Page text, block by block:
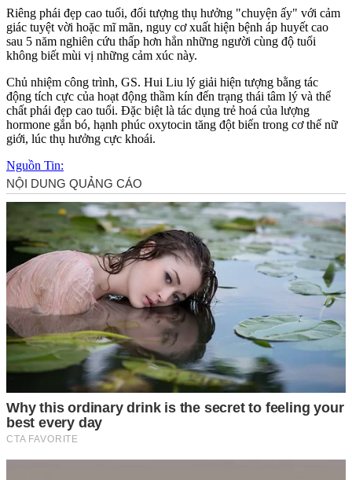
Riêng phái đẹp cao tuổi, đối tượng thụ hưởng "chu‌yện ấ‌y" với cảm
giác tuyệt vời hoặc mĩ mãn, nguy cơ xuất hiện bệnh áp huyết cao
sau 5 năm nghiên cứu thấp hơn hẳn những người cùng độ tuổi
không biết mùi vị những cảm xúc này.
Chủ nhiệm công trình, GS. Hui Liu lý giải hiện tượng bằng tác
động tích cực của hoạt động thầm kín đến trạng thái tâm lý và thể
chất phái đẹp cao tuổi. Đặc biệt là tác dụng trẻ hoá của lượng
hormone gắn bó, hạnh phúc oxytocin tăng đột biến trong c‌ơ th‌ể nữ
giới, lúc thụ hưởng cự‌ּc kho‌ּái.
Nguồn Tin: